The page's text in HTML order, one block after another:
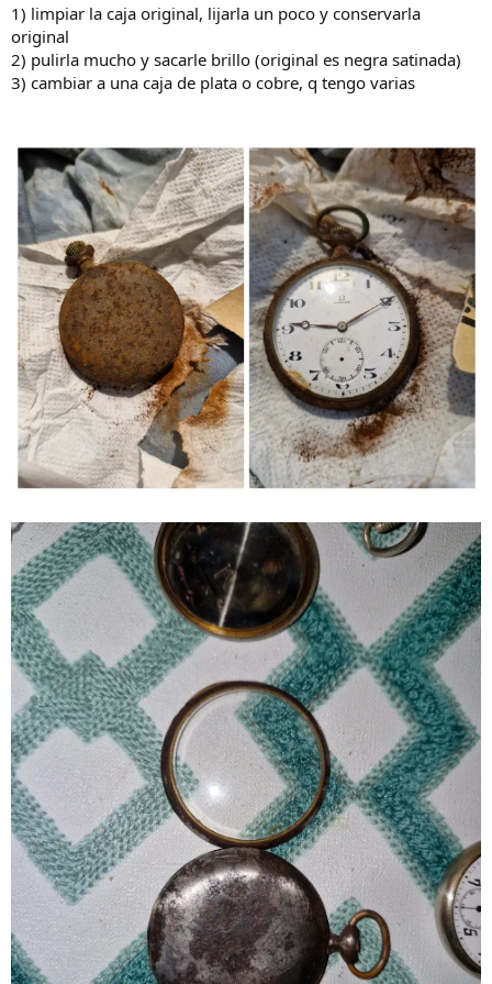
1) limpiar la caja original, lijarla un poco y conservarla
original
2) pulirla mucho y sacarle brillo (original es negra satinada)
3) cambiar a una caja de plata o cobre, q tengo varias